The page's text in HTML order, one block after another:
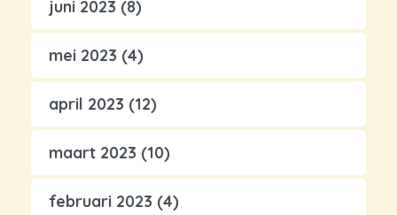
juni 2023 (8)
mei 2023 (4)
april 2023 (12)
maart 2023 (10)
februari 2023 (4)